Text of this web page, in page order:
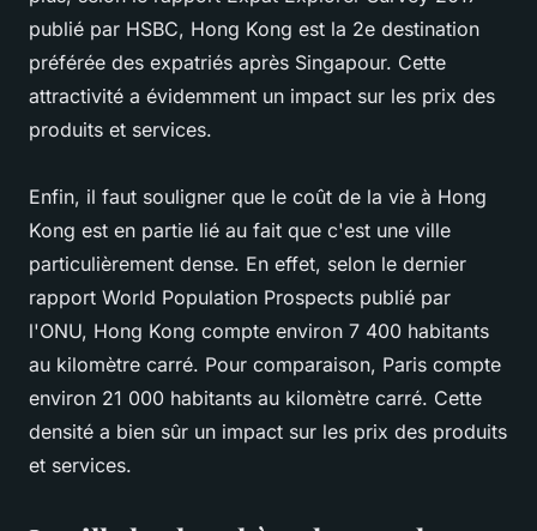
publié par HSBC, Hong Kong est la 2e destination
préférée des expatriés après Singapour. Cette
attractivité a évidemment un impact sur les prix des
produits et services.
Enfin, il faut souligner que le coût de la vie à Hong
Kong est en partie lié au fait que c'est une ville
particulièrement dense. En effet, selon le dernier
rapport World Population Prospects publié par
l'ONU, Hong Kong compte environ 7 400 habitants
au kilomètre carré. Pour comparaison, Paris compte
environ 21 000 habitants au kilomètre carré. Cette
densité a bien sûr un impact sur les prix des produits
et services.